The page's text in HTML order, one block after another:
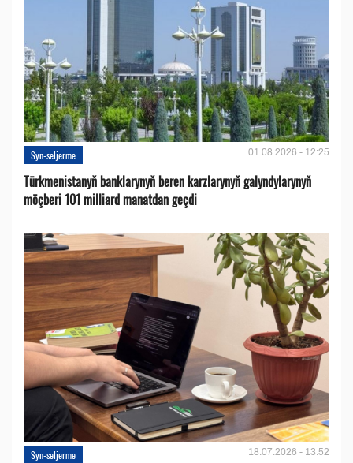
Syn-seljerme 01.08.2026 - 12:25
Türkmenistanyň banklarynyň beren karzlarynyň galyndylarynyň
möçberi 101 milliard manatdan geçdi
Syn-seljerme 18.07.2026 - 13:52